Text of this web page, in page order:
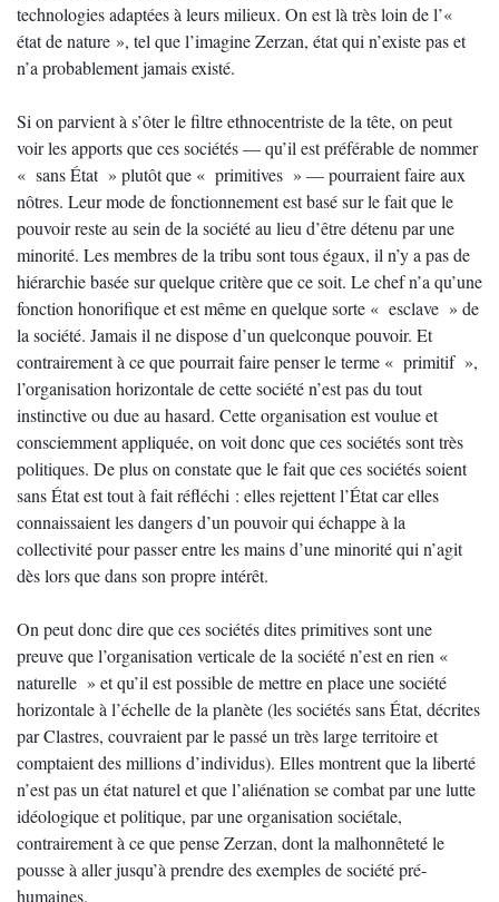
technologies adaptées à leurs milieux. On est là très loin de l’«
état de nature », tel que l’imagine Zerzan, état qui n’existe pas et
n’a probablement jamais existé.
Si on parvient à s’ôter le filtre ethnocentriste de la tête, on peut
voir les apports que ces sociétés — qu’il est préférable de nommer
« sans État » plutôt que « primitives » — pourraient faire aux
nôtres. Leur mode de fonctionnement est basé sur le fait que le
pouvoir reste au sein de la société au lieu d’être détenu par une
minorité. Les membres de la tribu sont tous égaux, il n’y a pas de
hiérarchie basée sur quelque critère que ce soit. Le chef n’a qu’une
fonction honorifique et est même en quelque sorte « esclave » de
la société. Jamais il ne dispose d’un quelconque pouvoir. Et
contrairement à ce que pourrait faire penser le terme « primitif »,
l’organisation horizontale de cette société n’est pas du tout
instinctive ou due au hasard. Cette organisation est voulue et
consciemment appliquée, on voit donc que ces sociétés sont très
politiques. De plus on constate que le fait que ces sociétés soient
sans État est tout à fait réfléchi : elles rejettent l’État car elles
connaissaient les dangers d’un pouvoir qui échappe à la
collectivité pour passer entre les mains d’une minorité qui n’agit
dès lors que dans son propre intérêt.
On peut donc dire que ces sociétés dites primitives sont une
preuve que l’organisation verticale de la société n’est en rien «
naturelle » et qu’il est possible de mettre en place une société
horizontale à l’échelle de la planète (les sociétés sans État, décrites
par Clastres, couvraient par le passé un très large territoire et
comptaient des millions d’individus). Elles montrent que la liberté
n’est pas un état naturel et que l’aliénation se combat par une lutte
idéologique et politique, par une organisation sociétale,
contrairement à ce que pense Zerzan, dont la malhonnêteté le
pousse à aller jusqu’à prendre des exemples de société pré-
humaines.